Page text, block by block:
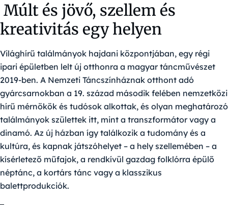
Múlt és jövő, szellem és
kreativitás egy helyen
Világhírű találmányok hajdani központjában, egy régi
ipari épületben lelt új otthonra a magyar táncművészet
2019-ben. A Nemzeti Táncszínháznak otthont adó
gyárcsarnokban a 19. század második felében nemzetközi
hírű mérnökök és tudósok alkottak, és olyan meghatározó
találmányok születtek itt, mint a transzformátor vagy a
dinamó. Az új házban így találkozik a tudomány és a
kultúra, és kapnak játszóhelyet – a hely szellemében – a
kísérletező műfajok, a rendkívül gazdag folklórra épülő
néptánc, a kortárs tánc vagy a klasszikus
balettprodukciók.